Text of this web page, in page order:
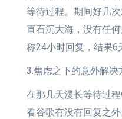
等待过程。期间好几
直石沉大海，没有任
称24小时回复，结果6
3.焦虑之下的意外解决
在那几天漫长等待过
看谷歌有没有回复之